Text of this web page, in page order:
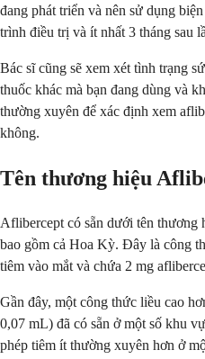
đang phát triển và nên sử dụng
trình điều trị và ít nhất 3 tháng sau
Bác sĩ cũng sẽ xem xét tình trạng
thuốc khác mà bạn đang dùng và
thường xuyên để xác định xem
không.
Tên thương hiệu
Aflibercept có sẵn dưới tên thương
bao gồm cả Hoa Kỳ. Đây là công
tiêm vào mắt và chứa 2 mg
Gần đây, một công thức liều cao
0,07 mL) đã có sẵn ở một số khu
phép tiêm ít thường xuyên hơn ở